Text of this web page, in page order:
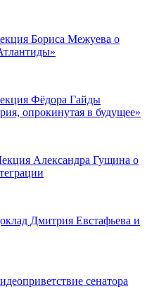
Бориса Межуева о
Фёдора Гайды
опрокинутая в будущее»
Александра Гущина о
Дмитрия Евстафьева и
сенатора